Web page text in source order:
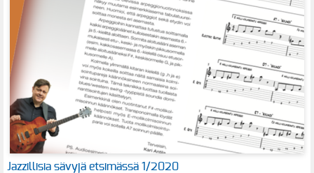
Jazzillisia sävyjä etsimässä 1/2020